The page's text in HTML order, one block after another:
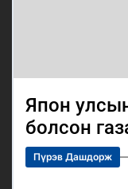
Япон
болсон
Пүрэв Дашдорж